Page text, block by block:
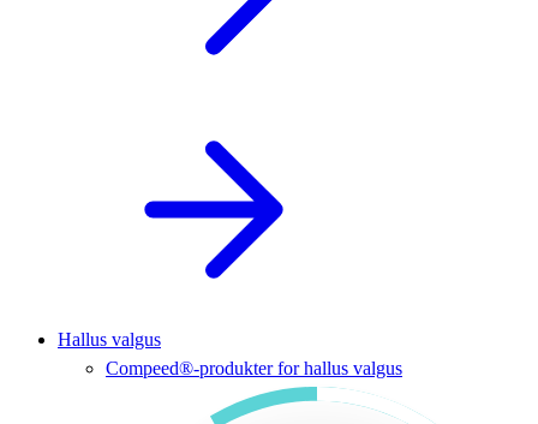
Hallus valgus
Compeed®-produkter for hallus valgus